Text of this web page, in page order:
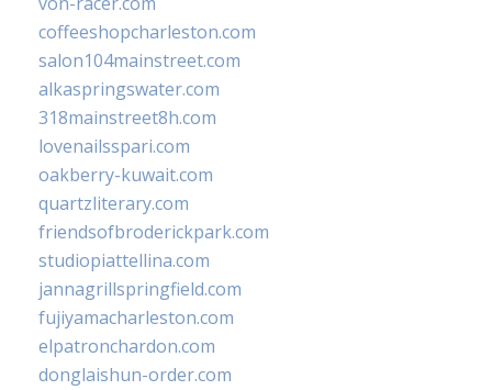
coffeeshopcharleston.com
salon104mainstreet.com
alkaspringswater.com
318mainstreet8h.com
lovenailsspari.com
oakberry-kuwait.com
quartzliterary.com
friendsofbroderickpark.com
studiopiattellina.com
jannagrillspringfield.com
fujiyamacharleston.com
elpatronchardon.com
donglaishun-order.com